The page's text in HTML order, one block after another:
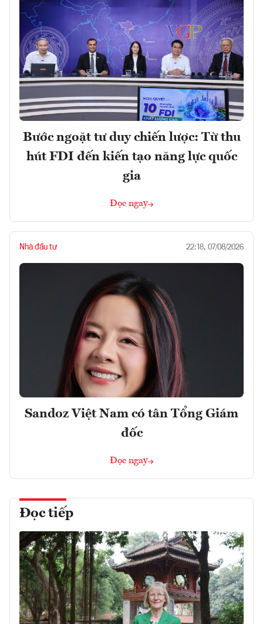
Bước ngoặt tư duy chiến lược: Từ thu
hút FDI đến kiến tạo năng lực quốc
gia
Đọc ngay
Nhà đầu tư 22:18, 07/08/2026
Sandoz Việt Nam có tân Tổng Giám
đốc
Đọc ngay
Đọc tiếp